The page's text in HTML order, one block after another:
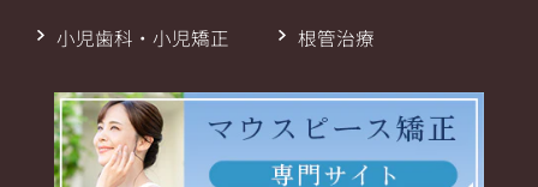
小児歯科・小児矯正
根管治療